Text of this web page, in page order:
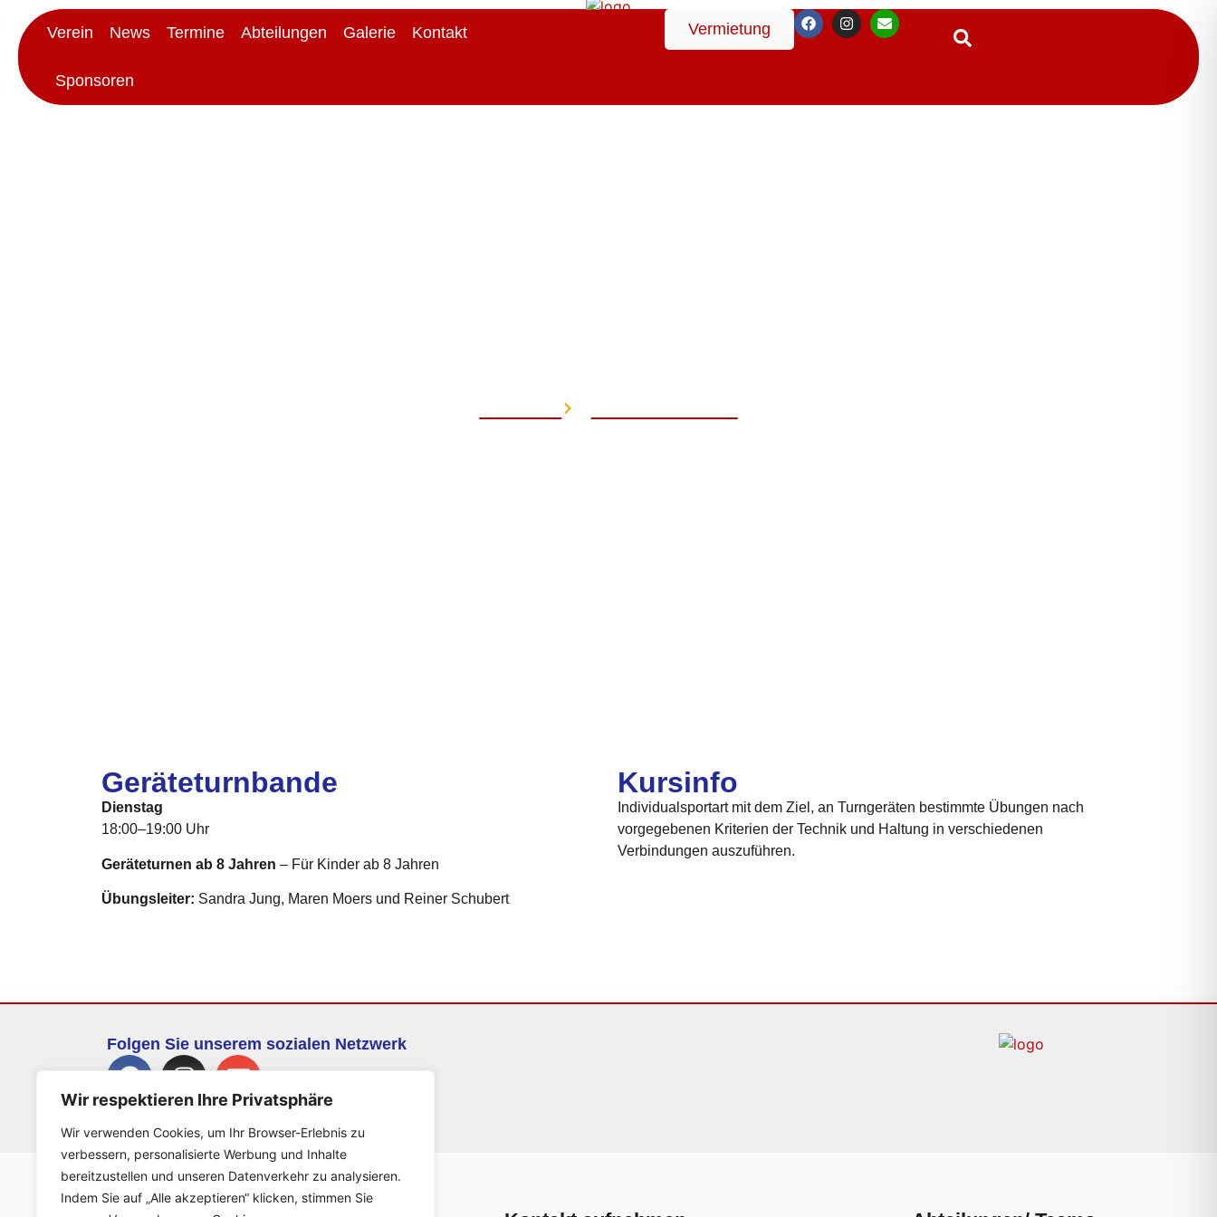
Wir respektieren Ihre Privatsphäre
Wir verwenden Cookies, um Ihr Browser-Erlebnis zu
verbessern, personalisierte Werbung und Inhalte
bereitzustellen und unseren Datenverkehr zu analysieren.
Indem Sie auf „Alle akzeptieren“ klicken, stimmen Sie
Verein News Termine Abteilungen Galerie Kontakt
Sponsoren
Suchen
Vermietung
Geräteturnbande
Dienstag
18:00–19:00 Uhr
Geräteturnen ab 8 Jahren – Für Kinder ab 8 Jahren
Übungsleiter: Sandra Jung, Maren Moers und Reiner Schubert
Kursinfo
Individualsportart mit dem Ziel, an Turngeräten bestimmte Übungen nach
vorgegebenen Kriterien der Technik und Haltung in verschiedenen
Verbindungen auszuführen.
Folgen Sie unserem sozialen Netzwerk